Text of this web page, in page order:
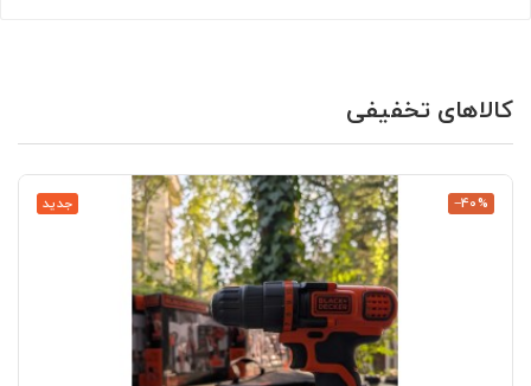
کالاهای تخفیفی
جدید ‎−40%